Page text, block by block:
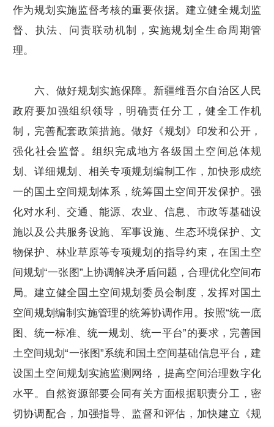
作为规划实施监督考核的重要依据。建立健全规划监
督、执法、问责联动机制，实施规划全生命周期管
理。
六、做好规划实施保障。新疆维吾尔自治区人民
政府要加强组织领导，明确责任分工，健全工作机
制，完善配套政策措施。做好《规划》印发和公开，
强化社会监督。组织完成地方各级国土空间总体规
划、详细规划、相关专项规划编制工作，加快形成统
一的国土空间规划体系，统筹国土空间开发保护。强
化对水利、交通、能源、农业、信息、市政等基础设
施以及公共服务设施、军事设施、生态环境保护、文
物保护、林业草原等专项规划的指导约束，在国土空
间规划“一张图”上协调解决矛盾问题，合理优化空间布
局。建立健全国土空间规划委员会制度，发挥对国土
空间规划编制实施管理的统筹协调作用。按照“统一底
图、统一标准、统一规划、统一平台”的要求，完善国
土空间规划“一张图”系统和国土空间基础信息平台，建
设国土空间规划实施监测网络，提高空间治理数字化
水平。自然资源部要会同有关方面根据职责分工，密
切协调配合，加强指导、监督和评估，加快建立《规